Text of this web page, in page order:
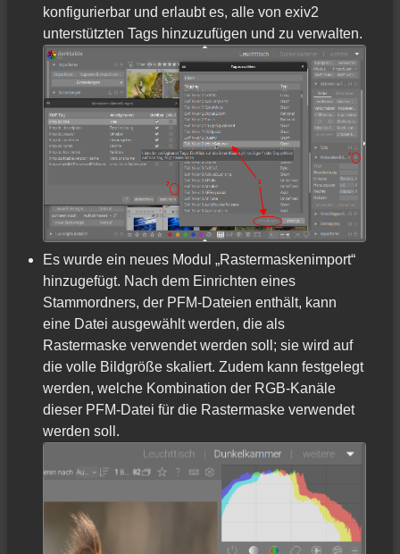
konfigurierbar und erlaubt es, alle von exiv2
unterstützten Tags hinzuzufügen und zu verwalten.
Es wurde ein neues Modul „Rastermaskenimport“
hinzugefügt. Nach dem Einrichten eines
Stammordners, der PFM-Dateien enthält, kann
eine Datei ausgewählt werden, die als
Rastermaske verwendet werden soll; sie wird auf
die volle Bildgröße skaliert. Zudem kann festgelegt
werden, welche Kombination der RGB-Kanäle
dieser PFM-Datei für die Rastermaske verwendet
werden soll.